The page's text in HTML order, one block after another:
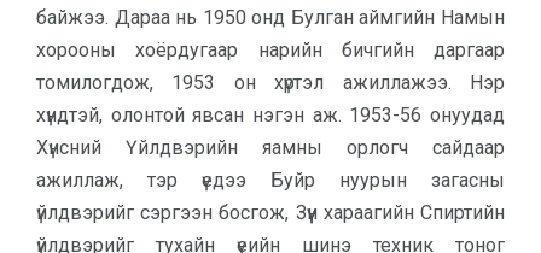
байжээ. Дараа нь 1950 онд Булган аймгийн Намын
хорооны хоёрдугаар нарийн бичгийн даргаар
томилогдож, 1953 он хүртэл ажиллажээ. Нэр
хүндтэй, олонтой явсан нэгэн аж. 1953-56 онуудад
Хүнсний Үйлдвэрийн яамны орлогч сайдаар
ажиллаж, тэр үедээ Буйр нуурын загасны
үйлдвэрийг сэргээн босгож, Зүүн хараагийн Спиртийн
үйлдвэрийг тухайн үеийн шинэ техник тоног